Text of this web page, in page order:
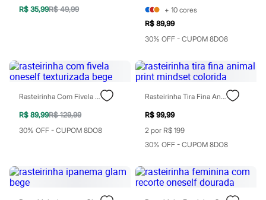
Diversão
Marcas
Palomino
Moda íntima
Calcinhas
Cuecas
Meias
Pijamas
Biquínis e Maiôs
Personagens
Bluey
Disney
R$ 35,99R$ 49,99 + 10 cores
R$ 89,99
30% OFF - CUPOM 8DO8
Rasteirinha Com Fivela Oneself Texturizada Bege
R$ 89,99R$ 129,99
30% OFF - CUPOM 8DO8
Rasteirinha Tira Fina Animal Print Mindset Colorida
R$ 99,99
2 por R$ 199
30% OFF - CUPOM 8DO8